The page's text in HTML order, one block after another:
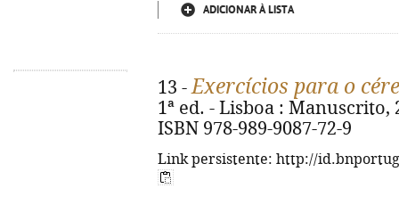
ADICIONAR À LISTA
13 -Exercícios para o
1ª ed. - Lisboa : Manuscrito,
ISBN 978-989-9087-72-9
Link persistente: http://